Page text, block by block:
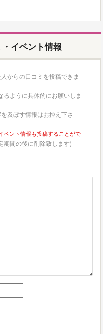
イベント情報
からの口コミを投稿できま
るように具体的にお願いしま
及ぼす情報はお控え下さ
ベント情報も投稿することがで
期間の後に削除致します)